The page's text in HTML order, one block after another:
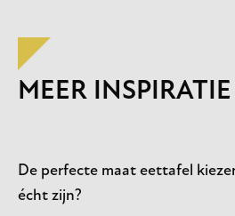
MEER
De perfecte maat eettafel
écht zijn?